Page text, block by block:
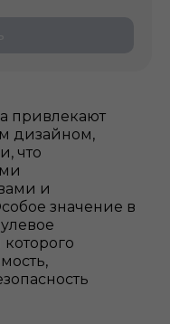
привлекают
дизайном,
что
и
значение в